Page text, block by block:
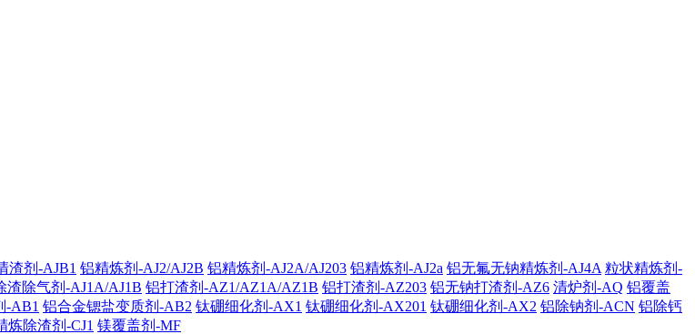
渣剂-AJB1 铝精炼剂-AJ2/AJ2B 铝精炼剂-AJ2A/AJ203 铝精炼剂-AJ2a 铝无氟无钠精炼剂-AJ4A 粒状精炼剂-
渣除气剂-AJ1A/AJ1B 铝打渣剂-AZ1/AZ1A/AZ1B 铝打渣剂-AZ203 铝无钠打渣剂-AZ6 清炉剂-AQ 铝覆盖
-AB1 铝合金锶盐变质剂-AB2 钛硼细化剂-AX1 钛硼细化剂-AX201 钛硼细化剂-AX2 铝除钠剂-ACN 铝除钙
炼除渣剂-CJ1 镁覆盖剂-MF